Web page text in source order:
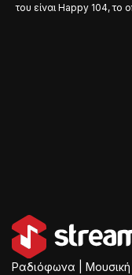
του είναι Happy 104, το
Ραδιόφωνα |